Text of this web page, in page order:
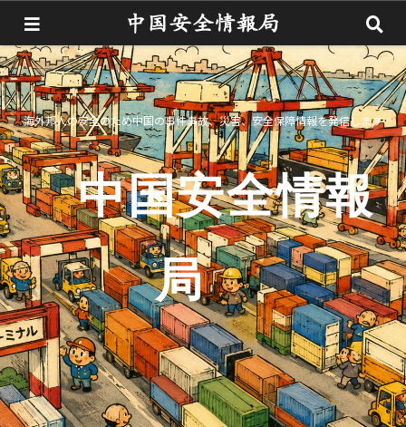
海外邦人の安全のため中国の事件事故、災害、安全保障情報を発信します
中国安全情報
局